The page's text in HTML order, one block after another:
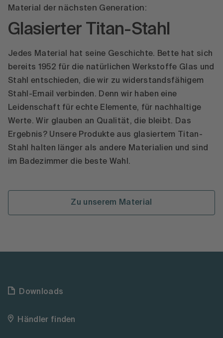
Material der nächsten Generation:
Glasierter Titan-Stahl
Jedes Material hat seine Geschichte. Bette hat sich
bereits 1952 für die natürlichen Werkstoffe Glas und
Stahl entschieden, die wir zu widerstandsfähigem
Stahl-Email verbinden. Denn wir haben eine
Leidenschaft für echte Elemente, für nachhaltige
Werte. Wir glauben an Qualität, die bleibt. Das
Ergebnis? Unsere Produkte aus glasiertem Titan-
Stahl halten länger als andere Materialien und sind
im Badezimmer die beste Wahl.
Zu unserem Material
Downloads
Händler finden